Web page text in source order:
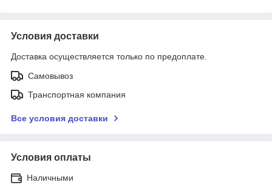
Условия доставки
Доставка осуществляется только по предоплате.
Самовывоз
Транспортная компания
Все условия доставки
Условия оплаты
Наличными